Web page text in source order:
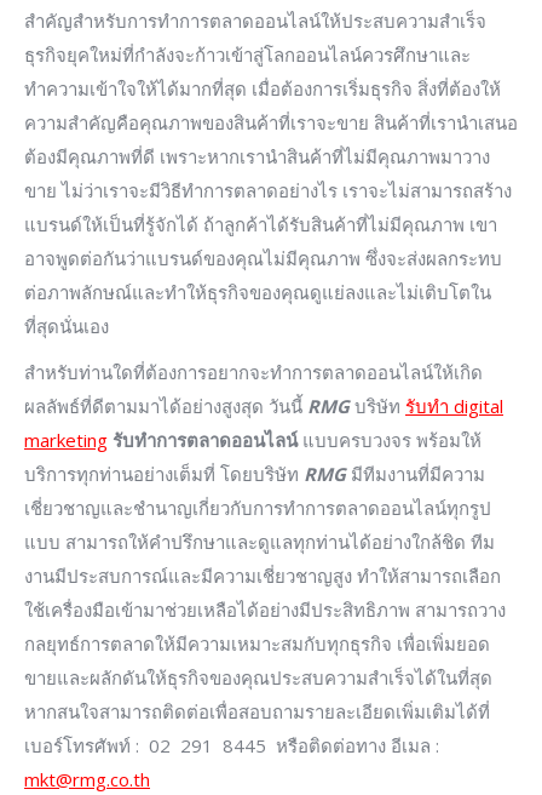
สำคัญสำหรับการทำการตลาดออนไลน์ให้ประสบความสำเร็จ
ธุรกิจยุคใหม่ที่กำลังจะก้าวเข้าสู่โลกออนไลน์ควรศึกษาและ
ทำความเข้าใจให้ได้มากที่สุด เมื่อต้องการเริ่มธุรกิจ สิ่งที่ต้องให้
ความสำคัญคือคุณภาพของสินค้าที่เราจะขาย สินค้าที่เรานำเสนอ
ต้องมีคุณภาพที่ดี เพราะหากเรานำสินค้าที่ไม่มีคุณภาพมาวาง
ขาย ไม่ว่าเราจะมีวิธีทำการตลาดอย่างไร เราจะไม่สามารถสร้าง
แบรนด์ให้เป็นที่รู้จักได้ ถ้าลูกค้าได้รับสินค้าที่ไม่มีคุณภาพ เขา
อาจพูดต่อกันว่าแบรนด์ของคุณไม่มีคุณภาพ ซึ่งจะส่งผลกระทบ
ต่อภาพลักษณ์และทำให้ธุรกิจของคุณดูแย่ลงและไม่เติบโตใน
ที่สุดนั่นเอง
สำหรับท่านใดที่ต้องการอยากจะทำการตลาดออนไลน์ให้เกิด
ผลลัพธ์ที่ดีตามมาได้อย่างสูงสุด วันนี้ RMGบริษัท รับทำ digital
marketing รับทำการตลาดออนไลน์แบบครบวงจร พร้อมให้
บริการทุกท่านอย่างเต็มที่ โดยบริษัท RMG มีทีมงานที่มีความ
เชี่ยวชาญและชำนาญเกี่ยวกับการทำการตลาดออนไลน์ทุกรูป
แบบ สามารถให้คำปรึกษาและดูแลทุกท่านได้อย่างใกล้ชิด ทีม
งานมีประสบการณ์และมีความเชี่ยวชาญสูง ทำให้สามารถเลือก
ใช้เครื่องมือเข้ามาช่วยเหลือได้อย่างมีประสิทธิภาพ สามารถวาง
กลยุทธ์การตลาดให้มีความเหมาะสมกับทุกธุรกิจ เพื่อเพิ่มยอด
ขายและผลักดันให้ธุรกิจของคุณประสบความสำเร็จได้ในที่สุด
หากสนใจสามารถติดต่อเพื่อสอบถามรายละเอียดเพิ่มเติมได้ที่
เบอร์โทรศัพท์ : 02 291 8445 หรือติดต่อทาง อีเมล :
mkt@rmg.co.th